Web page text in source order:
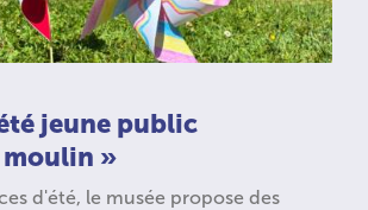
jeune public
»
d'été, le musée propose des